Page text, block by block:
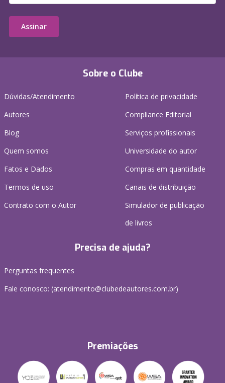
Sobre o Clube
Dúvidas/Atendimento
Autores
Blog
Quem somos
Fatos e Dados
Termos de uso
Contrato com o Autor
Política de privacidade
Compliance Editorial
Serviços profissionais
Universidade do autor
Compras em quantidade
Canais de distribuição
Simulador de publicação
de livros
Precisa de ajuda?
Perguntas frequentes
Fale conosco: (atendimento@clubedeautores.com.br)
Premiações
Assinar